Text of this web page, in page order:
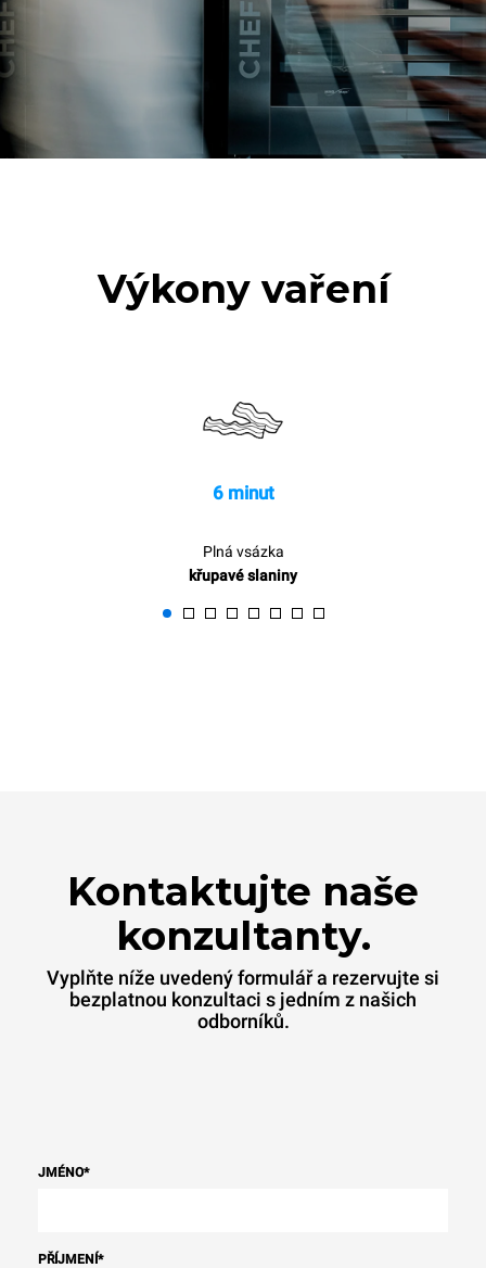
Výkony vaření
6 minut
Plná vsázka
křupavé slaniny
Kontaktujte naše
konzultanty.
Vyplňte níže uvedený formulář a rezervujte si
bezplatnou konzultaci s jedním z našich
odborníků.
JMÉNO*
PŘÍJMENÍ *